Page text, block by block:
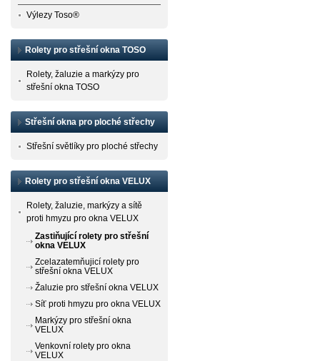
Výlezy Toso®
Rolety pro střešní okna TOSO
Rolety, žaluzie a markýzy pro
střešní okna TOSO
Střešní okna pro ploché střechy
Střešní světlíky pro ploché střechy
Rolety pro střešní okna VELUX
Rolety, žaluzie, markýzy a sítě
proti hmyzu pro okna VELUX
Zastiňující rolety pro střešní
okna VELUX
Zcelazatemňujicí rolety pro
střešní okna VELUX
Žaluzie pro střešní okna VELUX
Síť proti hmyzu pro okna VELUX
Markýzy pro střešní okna
VELUX
Venkovní rolety pro okna
VELUX